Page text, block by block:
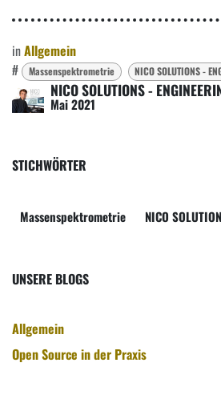
inAllgemein
#
Massenspektrometrie NICO SOLUTIONS -
NICO SOLUTIONS -
Mai 2021
STICHWÖRTER
Massenspektrometrie NICO
UNSERE BLOGS
Allgemein
Open Source in der Praxis